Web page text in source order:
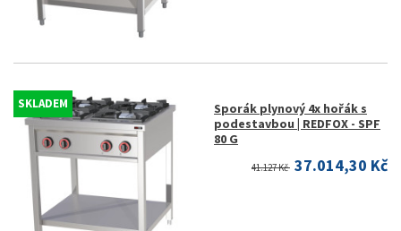
SKLADEM
Sporák plynový 4x hořák s
podestavbou | REDFOX - SPF
80 G
41.127 Kč 37.014,30 Kč